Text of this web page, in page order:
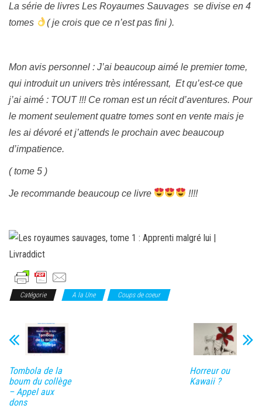
La série de livres Les Royaumes Sauvages se divise en 4
tomes
( je crois que ce n’est pas fini ).
Mon avis personnel : J’ai beaucoup aimé le premier tome,
qui introduit un univers très intéressant, Et qu’est-ce que
j’ai aimé : TOUT !!! Ce roman est un récit d’aventures. Pour
le moment seulement quatre tomes sont en vente mais je
les ai dévoré et j’attends le prochain avec beaucoup
d’impatience.
( tome 5 )
Je recommande beaucoup ce livre !!!!
Catégorie A la Une Coups de coeur
Tombola de la
boum du collège
– Appel aux
dons
Horreur ou
Kawaii ?